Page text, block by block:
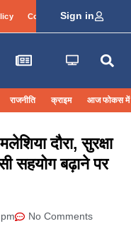
Contact Info Login
Sign in
राजनीति क्राइम आज फोकस में
दौरा, सुरक्षा
सहयोग बढ़ाने पर
No Comments